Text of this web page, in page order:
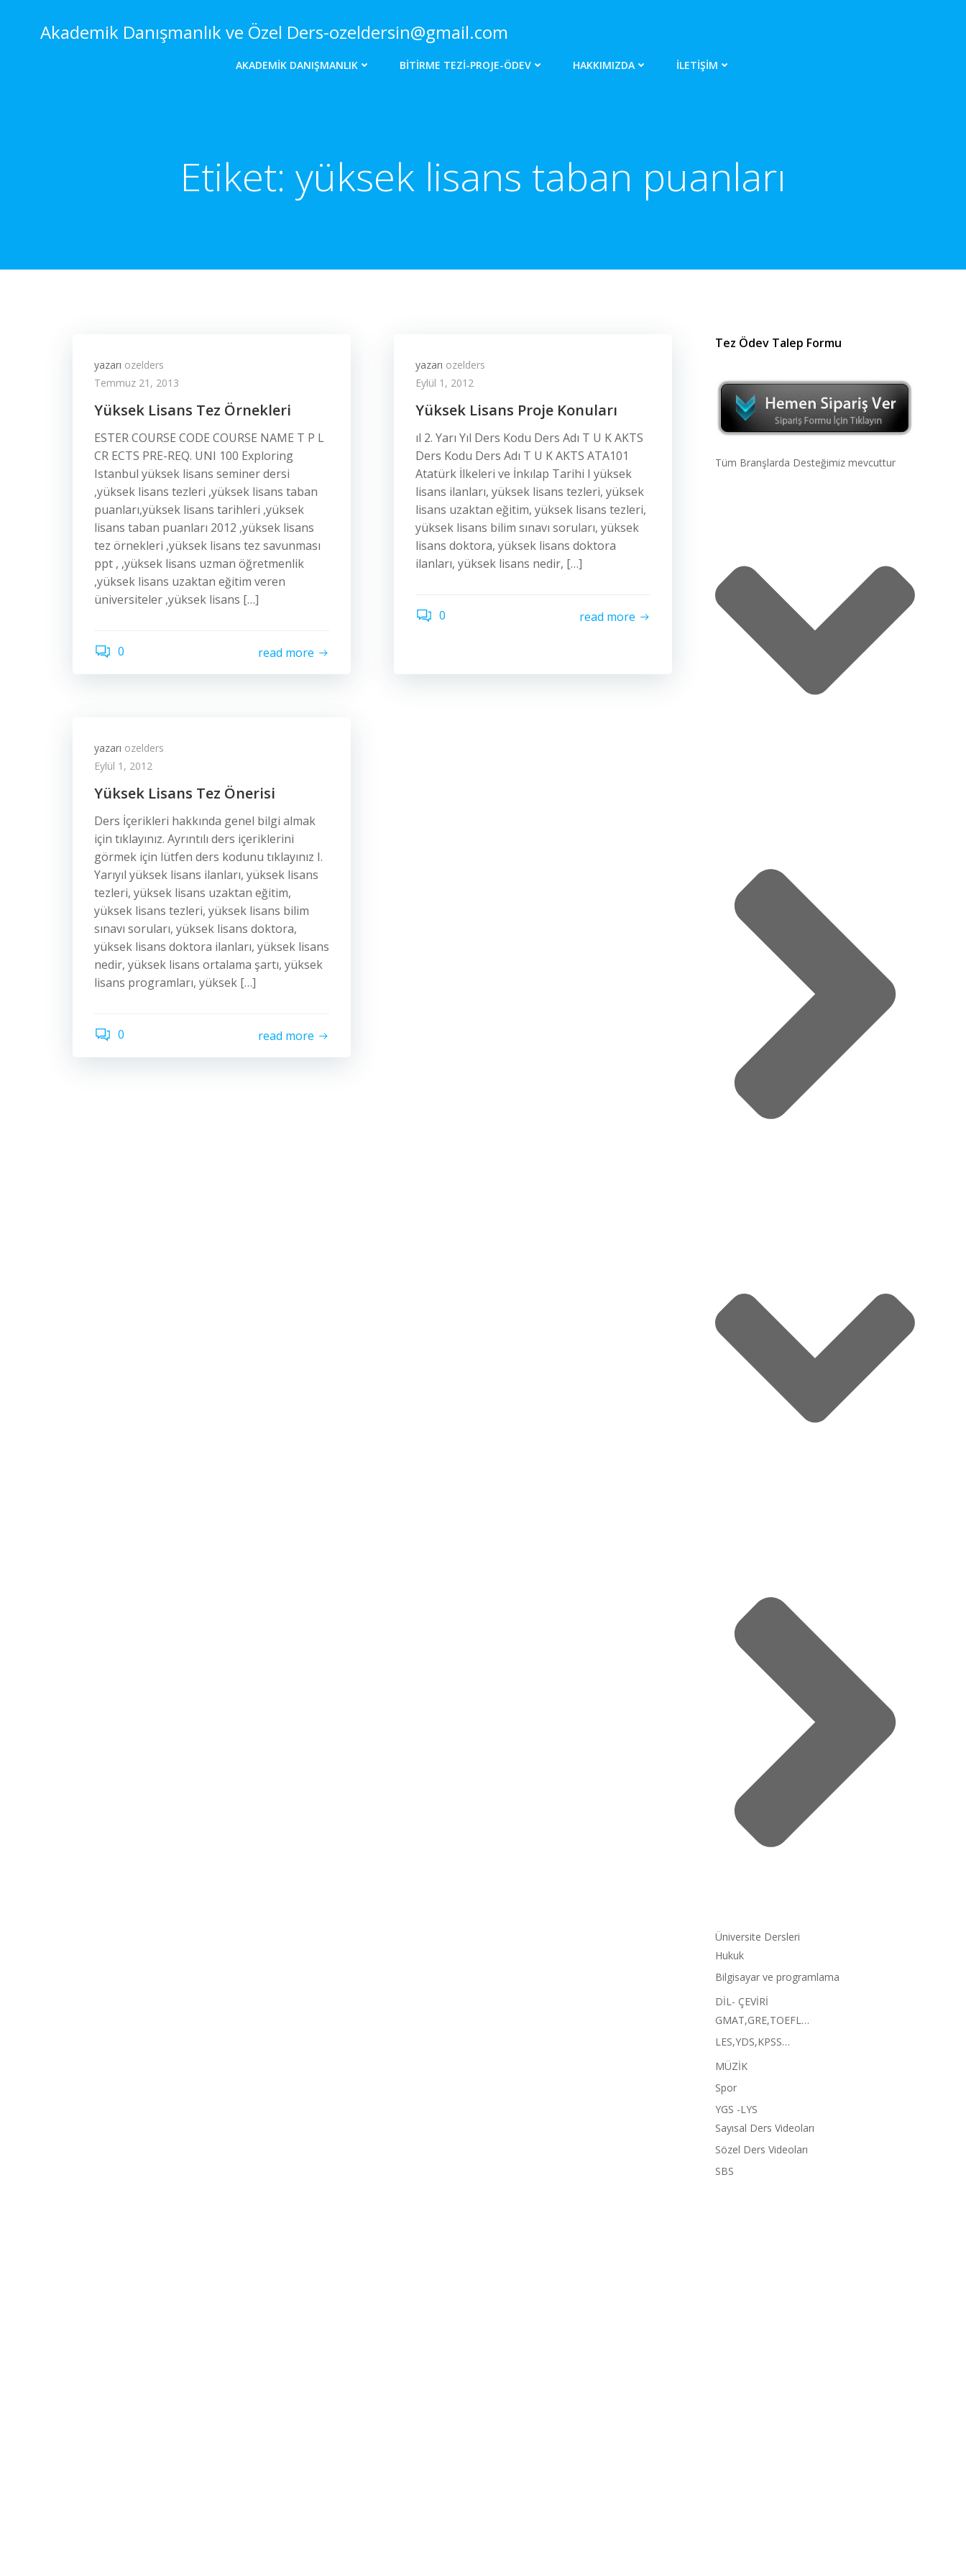
Akademik Danışmanlık ve Özel Ders-ozeldersin@gmail.com
AKADEMIK DANIŞMANLIK BITIRME TEZI-PROJE-ÖDEV HAKKIMIZDA İLETIŞIM
Etiket: yüksek lisans taban puanları
yazarı ozelders
Temmuz 21, 2013
Yüksek Lisans Tez Örnekleri
ESTER COURSE CODE COURSE NAME T P L
CR ECTS PRE-REQ. UNI 100 Exploring
Istanbul yüksek lisans seminer dersi
,yüksek lisans tezleri ,yüksek lisans taban
puanları,yüksek lisans tarihleri ,yüksek
lisans taban puanları 2012 ,yüksek lisans
tez örnekleri ,yüksek lisans tez savunması
ppt , ,yüksek lisans uzman öğretmenlik
,yüksek lisans uzaktan eğitim veren
üniversiteler ,yüksek lisans […]
0 read more
yazarı ozelders
Eylül 1, 2012
Yüksek Lisans Proje Konuları
ıl 2. Yarı Yıl Ders Kodu Ders Adı T U K AKTS
Ders Kodu Ders Adı T U K AKTS ATA101
Atatürk İlkeleri ve İnkılap Tarihi I yüksek
lisans ilanları, yüksek lisans tezleri, yüksek
lisans uzaktan eğitim, yüksek lisans tezleri,
yüksek lisans bilim sınavı soruları, yüksek
lisans doktora, yüksek lisans doktora
ilanları, yüksek lisans nedir, […]
0 read more
yazarı ozelders
Eylül 1, 2012
Yüksek Lisans Tez Önerisi
Ders İçerikleri hakkında genel bilgi almak
için tıklayınız. Ayrıntılı ders içeriklerini
görmek için lütfen ders kodunu tıklayınız I.
Yarıyıl yüksek lisans ilanları, yüksek lisans
tezleri, yüksek lisans uzaktan eğitim,
yüksek lisans tezleri, yüksek lisans bilim
sınavı soruları, yüksek lisans doktora,
yüksek lisans doktora ilanları, yüksek lisans
nedir, yüksek lisans ortalama şartı, yüksek
lisans programları, yüksek […]
0 read more
Tez Ödev Talep Formu
Tüm Branşlarda Desteğimiz mevcuttur
Üniversite Dersleri
Hukuk
Bilgisayar ve programlama
DİL- ÇEVİRİ
GMAT,GRE,TOEFL…
LES,YDS,KPSS…
MÜZİK
Spor
YGS -LYS
Sayısal Ders Videoları
Sözel Ders Videoları
SBS